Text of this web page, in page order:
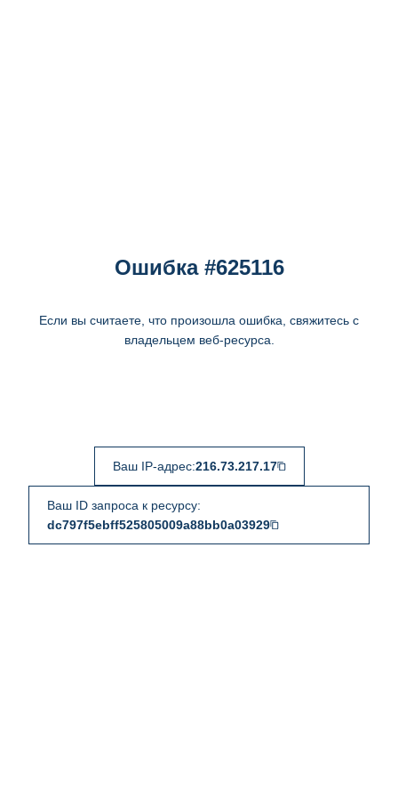
Ошибка #625116
Если вы считаете, что произошла ошибка, свяжитесь с
владельцем веб-ресурса.
Ваш IP-адрес:216.73.217.17
Ваш ID запроса к ресурсу:
dc797f5ebff525805009a88bb0a03929